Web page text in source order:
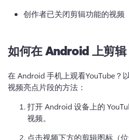
创作者已关闭剪辑功能的视频
如何在 Android 上剪辑
在 Android 手机上观看YouTube？
视频亮点片段的方法：
打开 Android 设备上的
视频。
点击视频下方的剪辑图标（